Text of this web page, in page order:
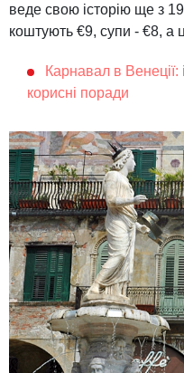
веде свою історію ще з
коштують €9, супи - €8, а
Карнавал в Венеції:
корисні поради